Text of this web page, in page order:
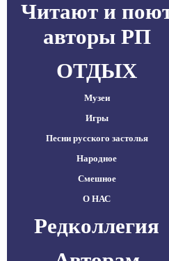
Читают и
авторы РП
ОТДЫХ
Музеи
Игры
Песни русского застолья
Народное
Смешное
О НАС
Редколлегия